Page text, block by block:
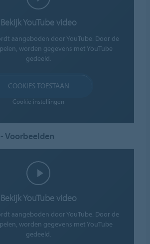
Bekijk YouTube video
aangeboden door YouTube. Door de
worden gegevens met YouTube
gedeeld.
COOKIES TOESTAAN
Cookie instellingen
Voorbeelden
Bekijk YouTube video
aangeboden door YouTube. Door de
worden gegevens met YouTube
gedeeld.